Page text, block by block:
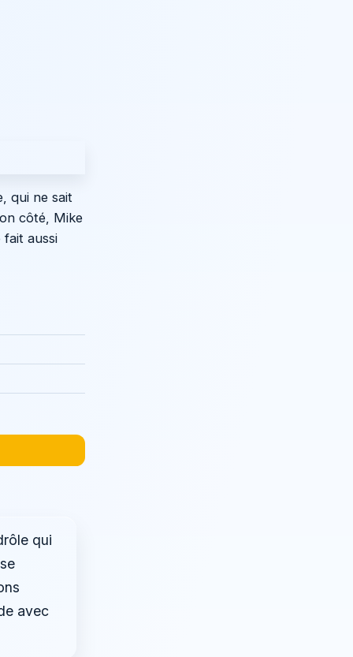
qui ne sait
côté, Mike
fait aussi
qui
avec